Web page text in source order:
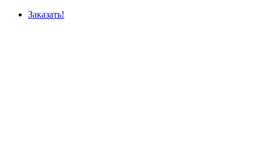
Заказать!